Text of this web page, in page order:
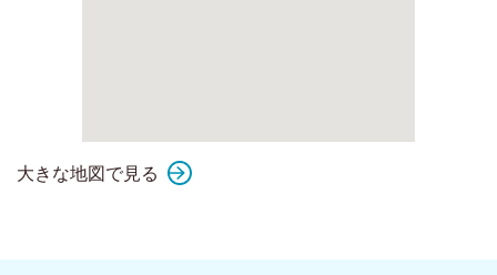
大きな地図で見る